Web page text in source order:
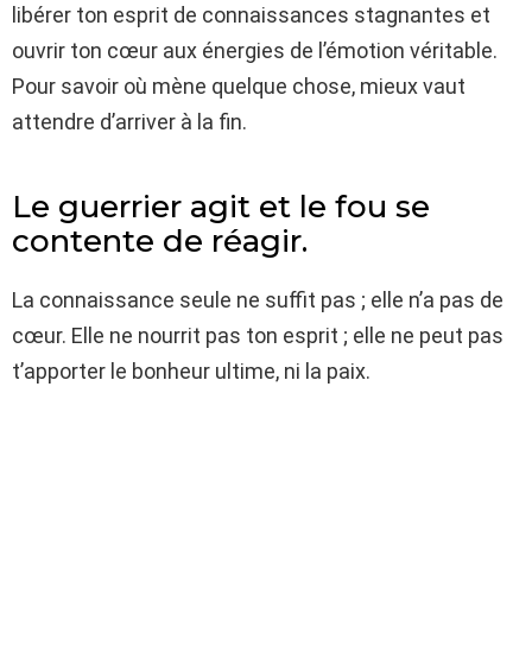
libérer ton esprit de connaissances stagnantes et
ouvrir ton cœur aux énergies de l’émotion véritable.
Pour savoir où mène quelque chose, mieux vaut
attendre d’arriver à la fin.
Le guerrier agit et le fou se
contente de réagir.
La connaissance seule ne suffit pas ; elle n’a pas de
cœur. Elle ne nourrit pas ton esprit ; elle ne peut pas
t’apporter le bonheur ultime, ni la paix.